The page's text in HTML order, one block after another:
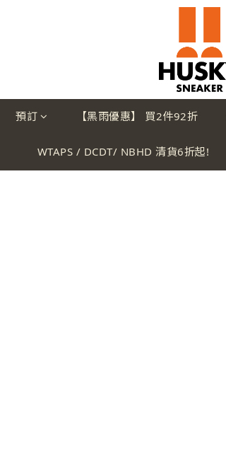
預訂 【黑雨優惠】 買2件92折
WTAPS / DCDT/ NBHD 清貨6折起!